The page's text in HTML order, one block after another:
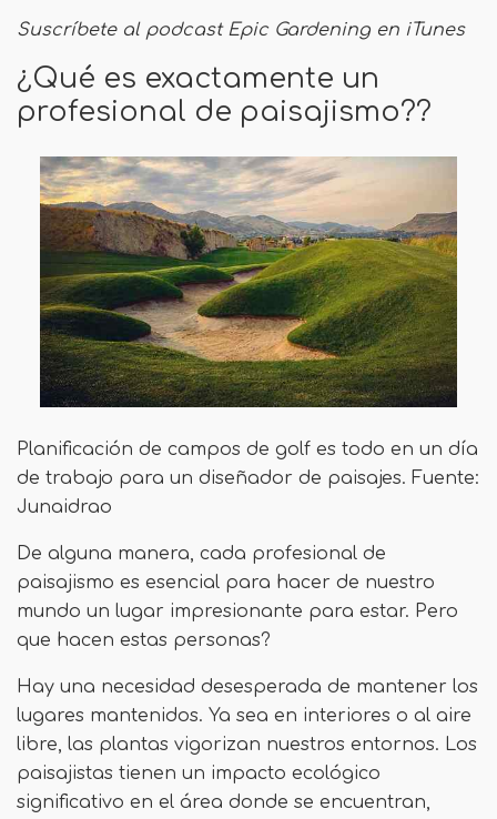
Suscríbete al podcast Epic Gardening en iTunes
¿Qué es exactamente un
profesional de paisajismo??
Planificación de campos de golf es todo en un día
de trabajo para un diseñador de paisajes. Fuente:
Junaidrao
De alguna manera, cada profesional de
paisajismo es esencial para hacer de nuestro
mundo un lugar impresionante para estar. Pero
que hacen estas personas?
Hay una necesidad desesperada de mantener los
lugares mantenidos. Ya sea en interiores o al aire
libre, las plantas vigorizan nuestros entornos. Los
paisajistas tienen un impacto ecológico
significativo en el área donde se encuentran,